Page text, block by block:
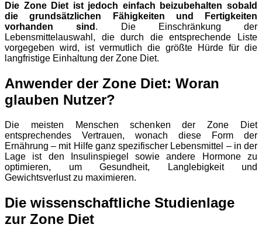
Die Zone Diet ist jedoch einfach beizubehalten sobald
die grundsätzlichen Fähigkeiten und Fertigkeiten
vorhanden sind . Die Einschränkung der
Lebensmittelauswahl, die durch die entsprechende Liste
vorgegeben wird, ist vermutlich die größte Hürde für die
langfristige Einhaltung der Zone Diet.
Anwender der Zone Diet: Woran
glauben Nutzer?
Die meisten Menschen schenken der Zone Diet
entsprechendes Vertrauen, wonach diese Form der
Ernährung – mit Hilfe ganz spezifischer Lebensmittel – in der
Lage ist den Insulinspiegel sowie andere Hormone zu
optimieren, um Gesundheit, Langlebigkeit und
Gewichtsverlust zu maximieren.
Die wissenschaftliche Studienlage
zur Zone Diet